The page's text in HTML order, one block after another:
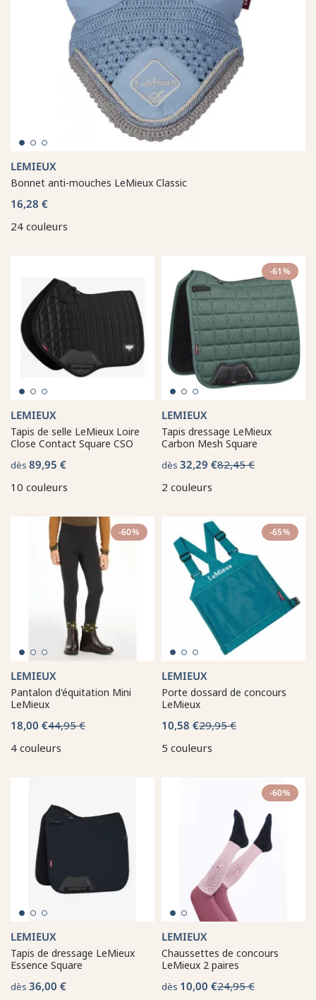
LEMIEUX
Bonnet anti-mouches LeMieux Classic
16,28 €
24 couleurs
LEMIEUX
Tapis de selle LeMieux Loire
Close Contact Square CSO
dès 89,95 €
10 couleurs
-61%
LEMIEUX
Tapis dressage LeMieux
Carbon Mesh Square
dès 32,29 €82,45 €
2 couleurs
-60%
LEMIEUX
Pantalon d'équitation Mini
LeMieux
18,00 €44,95 €
4 couleurs
-65%
LEMIEUX
Porte dossard de concours
LeMieux
10,58 €29,95 €
5 couleurs
LEMIEUX
Tapis de dressage LeMieux
Essence Square
dès 36,00 €
-60%
LEMIEUX
Chaussettes de concours
LeMieux 2 paires
dès 10,00 €24,95 €